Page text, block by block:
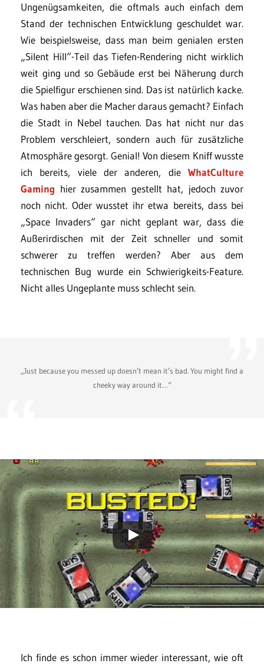
Ungenügsamkeiten, die oftmals auch einfach dem
Stand der technischen Entwicklung geschuldet war.
Wie beispielsweise, dass man beim genialen ersten
„Silent Hill“-Teil das Tiefen-Rendering nicht wirklich
weit ging und so Gebäude erst bei Näherung durch
die Spielfigur erschienen sind. Das ist natürlich kacke.
Was haben aber die Macher daraus gemacht? Einfach
die Stadt in Nebel tauchen. Das hat nicht nur das
Problem verschleiert, sondern auch für zusätzliche
Atmosphäre gesorgt. Genial! Von diesem Kniff wusste
ich bereits, viele der anderen, die WhatCulture
Gaming hier zusammen gestellt hat, jedoch zuvor
noch nicht. Oder wusstet ihr etwa bereits, dass bei
„Space Invaders“ gar nicht geplant war, dass die
Außerirdischen mit der Zeit schneller und somit
schwerer zu treffen werden? Aber aus dem
technischen Bug wurde ein Schwierigkeits-Feature.
Nicht alles Ungeplante muss schlecht sein.
„Just because you messed up doesn’t mean it’s bad. You might find a
cheeky way around it…“
Ich finde es schon immer wieder interessant, wie oft